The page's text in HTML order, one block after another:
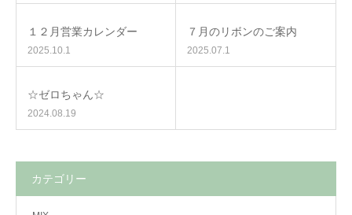
１２月営業カレンダー
2025.10.1
７月のリボンのご案内
2025.07.1
☆ゼロちゃん☆
2024.08.19
カテゴリー